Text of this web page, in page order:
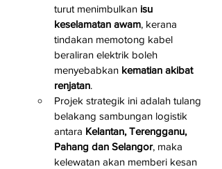
turut menimbulkan isu
keselamatan awam, kerana
tindakan memotong kabel
beraliran elektrik boleh
menyebabkan kematian akibat
renjatan.
Projek strategik ini adalah tulang
belakang sambungan logistik
antara Kelantan, Terengganu,
Pahang dan Selangor, maka
kelewatan akan memberi kesan